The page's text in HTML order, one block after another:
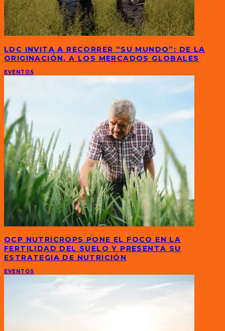
LDC INVITA A RECORRER “SU MUNDO”: DE LA
ORIGINACIÓN, A LOS MERCADOS GLOBALES
EVENTOS
OCP NUTRICROPS PONE EL FOCO EN LA
FERTILIDAD DEL SUELO Y PRESENTA SU
ESTRATEGIA DE NUTRICIÓN
EVENTOS